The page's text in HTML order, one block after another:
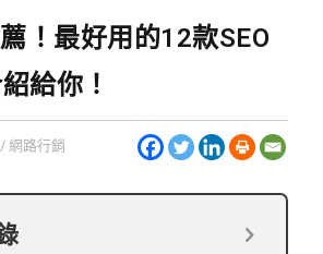
！最好用的12款SEO
給你！
/網路行銷